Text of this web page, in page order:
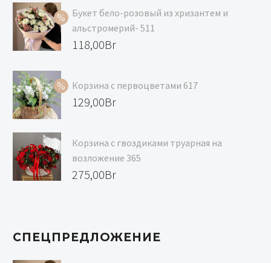
Букет бело-розовый из хризантем и
альстромерий- 511
Первоначальная
составляла
129,00Br.
118,00Br
цена:
118,00Br.
Корзина с первоцветами 617
Первоначальная
составляла
139,00Br.
129,00Br
цена:
129,00Br.
Корзина с гвоздиками труарная на
возложение 365
275,00Br
СПЕЦПРЕДЛОЖЕНИЕ